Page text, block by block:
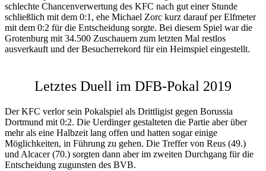
schlechte Chancenverwertung des KFC nach gut einer Stunde
schließlich mit dem 0:1, ehe Michael Zorc kurz darauf per Elfmeter
mit dem 0:2 für die Entscheidung sorgte. Bei diesem Spiel war die
Grotenburg mit 34.500 Zuschauern zum letzten Mal restlos
ausverkauft und der Besucherrekord für ein Heimspiel eingestellt.
Letztes Duell im DFB-Pokal 2019
Der KFC verlor sein Pokalspiel als Drittligist gegen Borussia
Dortmund mit 0:2. Die Uerdinger gestalteten die Partie aber über
mehr als eine Halbzeit lang offen und hatten sogar einige
Möglichkeiten, in Führung zu gehen. Die Treffer von Reus (49.)
und Alcacer (70.) sorgten dann aber im zweiten Durchgang für die
Entscheidung zugunsten des BVB.